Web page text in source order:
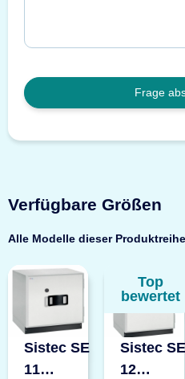
Frage
Verfügbare Größen
Alle Modelle dieser Produktreihe
Sistec SE
11
Top
bewertet
Sistec SE
12